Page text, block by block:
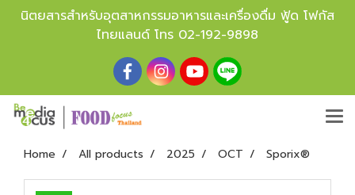
นิตยสารสำหรับอุตสาหกรรมอาหารและเครื่องดื่ม ฟู้ด โฟกัส
ไทยแลนด์ โทร 02-192-9898
Home All products 2025 OCT Sporix®